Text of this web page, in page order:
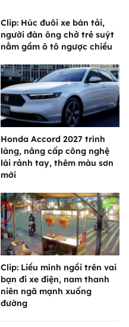
Clip: Húc đuôi xe bán tải,
người đàn ông chở trẻ suýt
nằm gầm ô tô ngược chiều
Honda Accord 2027 trình
làng, nâng cấp công nghệ
lái rảnh tay, thêm màu sơn
mới
Clip: Liều mình ngồi trên vai
bạn đi xe điện, nam thanh
niên ngã mạnh xuống
đường